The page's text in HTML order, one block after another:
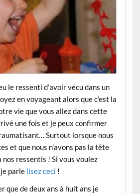
le ressenti d’avoir vécu dans un
en voyageant alors que c’est la
vie que vous allez dans cette
une fois et je peux confirmer
Surtout lorsque nous
et que nous n’avons pas la tête
ressentis ! Si vous voulez
parle lisez ceci !
que de deux ans à huit ans je